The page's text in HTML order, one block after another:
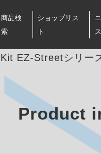
商品検
索
ショップリス
ト
ス
EZ-Streetシリー
Product